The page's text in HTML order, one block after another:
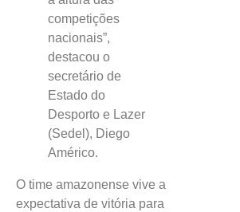
competições
nacionais”,
destacou o
secretário de
Estado do
Desporto e Lazer
(Sedel), Diego
Américo.
O time amazonense vive a
expectativa de vitória para